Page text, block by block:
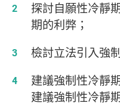
探討自願性冷靜
期的利弊；
檢討立法引入強
建議強制性冷靜
建議強制性冷靜